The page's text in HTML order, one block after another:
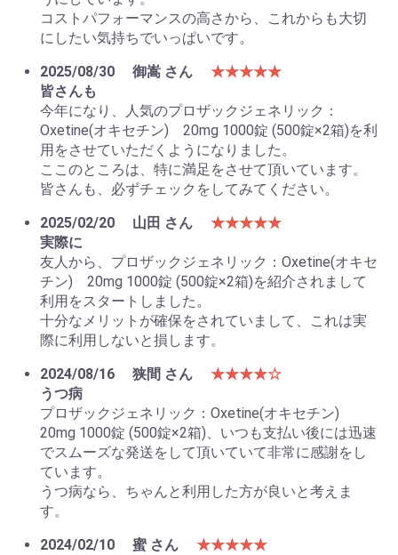
コストパフォーマンスの高さから、これからも大切
にしたい気持ちでいっぱいです。
2025/08/30
御嵩 さん
★★★★★
皆さんも
今年になり、人気のプロザックジェネリック：
Oxetine(オキセチン) 20mg 1000錠 (500錠×2箱)を利
用をさせていただくようになりました。
ここのところは、特に満足をさせて頂いています。
皆さんも、必ずチェックをしてみてください。
2025/02/20
山田 さん
★★★★★
実際に
友人から、プロザックジェネリック：Oxetine(オキセ
チン) 20mg 1000錠 (500錠×2箱)を紹介されまして
利用をスタートしました。
十分なメリットが確保をされていまして、これは実
際に利用しないと損します。
2024/08/16
狭間 さん
★★★★☆
うつ病
プロザックジェネリック：Oxetine(オキセチン)
20mg 1000錠 (500錠×2箱)、いつも支払い後には迅速
でスムーズな発送をして頂いていて非常に感謝をし
ています。
うつ病なら、ちゃんと利用した方が良いと考えま
す。
2024/02/10
蜜 さん
★★★★★